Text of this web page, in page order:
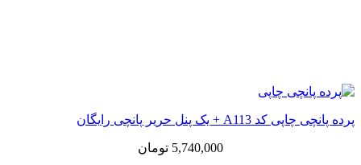
پرده پانچی چاپی کد A113 + یک پنل حریر پانچی رایگان
5,740,000 تومان